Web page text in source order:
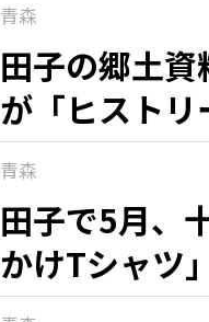
青森
田子の郷土
が「ヒストリ
青森
田子で5月、
かけTシャツ